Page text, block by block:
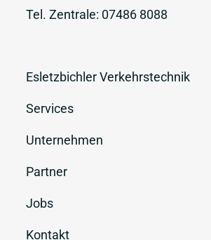
Tel. Zentrale: 07486 8088
Esletzbichler Verkehrstechnik
Services
Unternehmen
Partner
Jobs
Kontakt